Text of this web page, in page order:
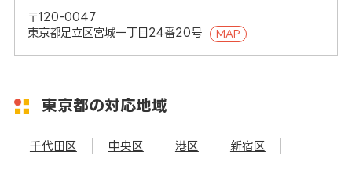
〒120-0047
東京都足立区宮城一丁目24番20号
MAP
東京都の対応地域
千代田区 中央区 港区 新宿区